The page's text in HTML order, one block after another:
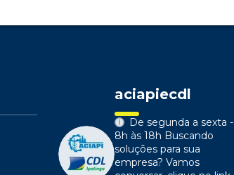
aciapiecdl
De segunda a sexta -
8h às 18h Buscando
soluções para sua
empresa? Vamos